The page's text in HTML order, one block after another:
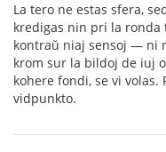
La tero ne estas sfera,
kredigas nin pri la ronda
kontraŭ niaj sensoj — ni
krom sur la bildoj de iuj
kohere fondi, se vi
vidpunkto.